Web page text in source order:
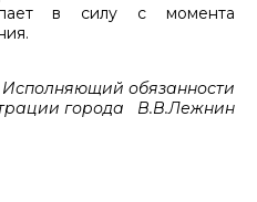
в силу с момента
Исполняющий обязанности
города В.В.Лежнин